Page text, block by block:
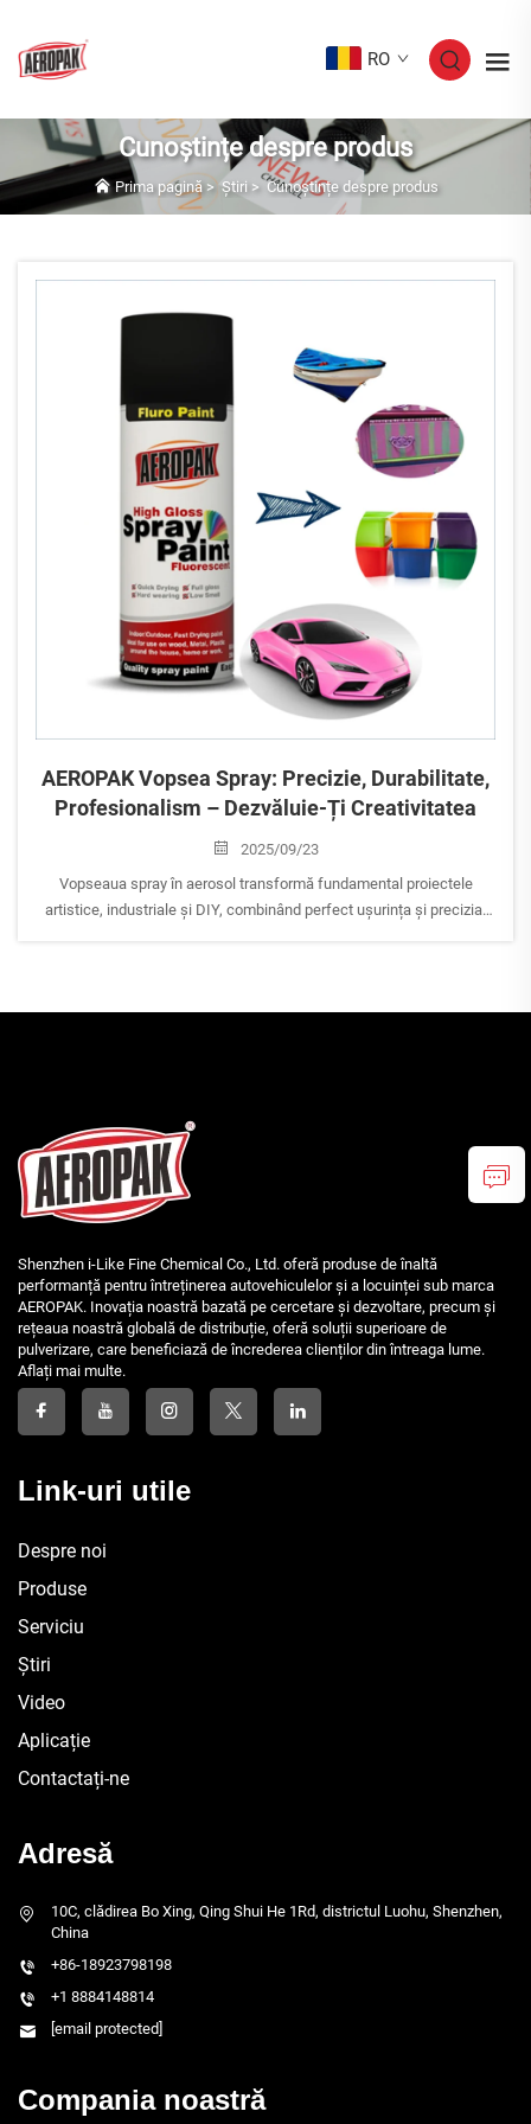
RO
Cunoștințe despre produs
Prima pagină>Știri >Cunoștințe despre produs
AEROPAK Vopsea Spray: Precizie, Durabilitate,
Profesionalism – Dezvăluie-Ți Creativitatea
2025/09/23
Vopseaua spray în aerosol transformă fundamental proiectele
artistice, industriale și DIY, combinând perfect ușurința și precizia.
Shenzhen i-Like Fine Chemical Co., Ltd. oferă produse de înaltă
performanță pentru întreținerea autovehiculelor și a locuinței sub marca
AEROPAK. Inovația noastră bazată pe cercetare și dezvoltare, precum și
rețeaua noastră globală de distribuție, oferă soluții superioare de
pulverizare, care beneficiază de încrederea clienților din întreaga lume.
Aflați mai multe.
Link-uri utile
Despre noi
Produse
Serviciu
Știri
Video
Aplicație
Contactați-ne
Adresă
10C, clădirea Bo Xing, Qing Shui He 1Rd, districtul Luohu, Shenzhen,
China
+86-18923798198
+1 8884148814
[email protected]
Compania noastră